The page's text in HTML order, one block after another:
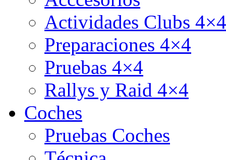
Actividades Clubs 4×4
Preparaciones 4×4
Pruebas 4×4
Rallys y Raid 4×4
Coches
Pruebas Coches